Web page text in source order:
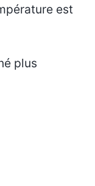
est
plus